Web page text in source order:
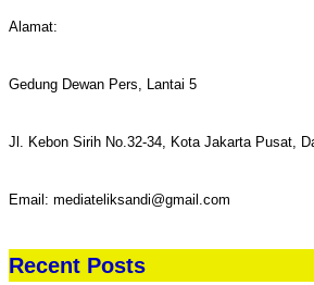
Alamat:
Gedung Dewan Pers, Lantai 5
Jl. Kebon Sirih No.32-34, Kota Jakarta Pusat,
Email: mediateliksandi@gmail.com
Recent Posts